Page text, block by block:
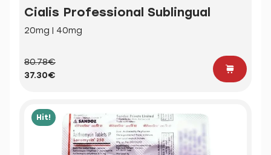
Cialis Professional Sublingual
20mg | 40mg
80.78€
37.30€
Hit!